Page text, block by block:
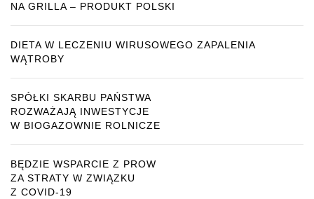
NA GRILLA – PRODUKT POLSKI
DIETA W LECZENIU WIRUSOWEGO ZAPALENIA
WĄTROBY
SPÓŁKI SKARBU PAŃSTWA
ROZWAŻAJĄ INWESTYCJE
W BIOGAZOWNIE ROLNICZE
BĘDZIE WSPARCIE Z PROW
ZA STRATY W ZWIĄZKU
Z COVID-19